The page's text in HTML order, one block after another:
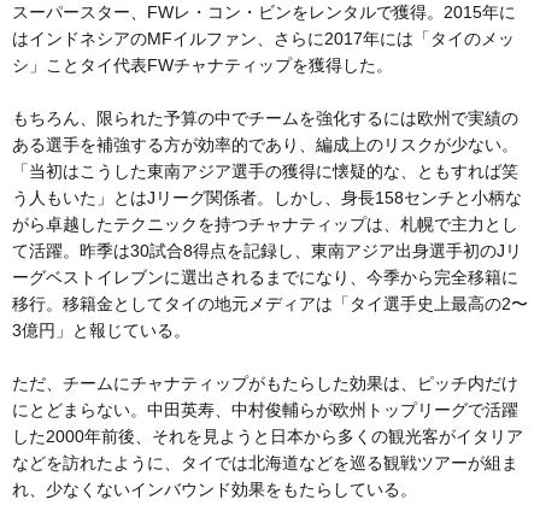
スーパースター、FWレ・コン・ビンをレンタルで獲得。2015年に
はインドネシアのMFイルファン、さらに2017年には「タイのメッ
シ」ことタイ代表FWチャナティップを獲得した。
もちろん、限られた予算の中でチームを強化するには欧州で実績の
ある選手を補強する方が効率的であり、編成上のリスクが少ない。
「当初はこうした東南アジア選手の獲得に懐疑的な、ともすれば笑
う人もいた」とはJリーグ関係者。しかし、身長158センチと小柄な
がら卓越したテクニックを持つチャナティップは、札幌で主力とし
て活躍。昨季は30試合8得点を記録し、東南アジア出身選手初のJリ
ーグベストイレブンに選出されるまでになり、今季から完全移籍に
移行。移籍金としてタイの地元メディアは「タイ選手史上最高の2〜
3億円」と報じている。
ただ、チームにチャナティップがもたらした効果は、ピッチ内だけ
にとどまらない。中田英寿、中村俊輔らが欧州トップリーグで活躍
した2000年前後、それを見ようと日本から多くの観光客がイタリア
などを訪れたように、タイでは北海道などを巡る観戦ツアーが組ま
れ、少なくないインバウンド効果をもたらしている。